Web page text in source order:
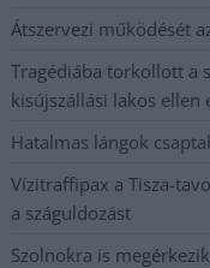
Átszervezi működését
Tragédiába torkollott a
kisújszállási lakos ellen
Hatalmas lángok
Vízitraffipax a Tisza-
a száguldozást
Szolnokra is